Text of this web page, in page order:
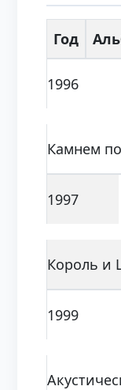
Год
1996
Камнем
1997
Король и
1999